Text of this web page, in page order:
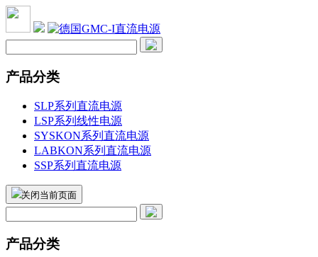
产品分类
SLP系列直流电源
LSP系列线性电源
SYSKON系列直流电源
LABKON系列直流电源
SSP系列直流电源
关闭当前页面
产品分类